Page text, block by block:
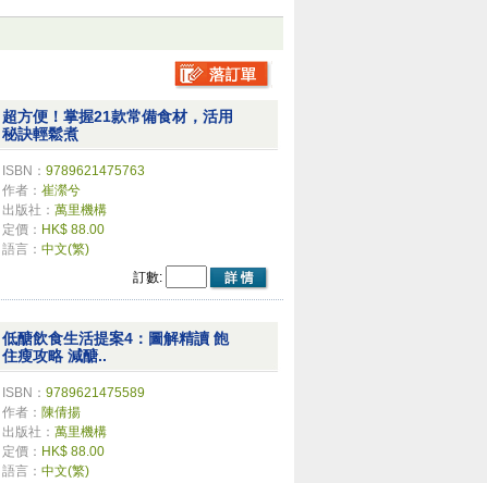
超方便！掌握21款常備食材，活用
秘訣輕鬆煮
ISBN： 9789621475763
作者： 崔瀠兮
出版社： 萬里機構
定價： HK$ 88.00
語言： 中文(繁)
訂數:
低醣飲食生活提案4：圖解精讀 飽
住瘦攻略 減醣..
ISBN： 9789621475589
作者： 陳倩揚
出版社： 萬里機構
定價： HK$ 88.00
語言： 中文(繁)